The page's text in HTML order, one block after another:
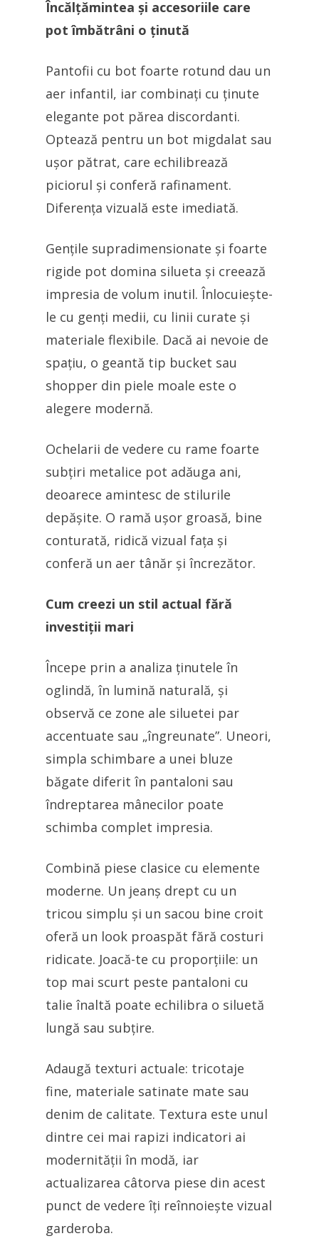
Încălțămintea și accesoriile care
pot îmbătrâni o ținută
Pantofii cu bot foarte rotund dau un
aer infantil, iar combinați cu ținute
elegante pot părea discordanti.
Optează pentru un bot migdalat sau
ușor pătrat, care echilibrează
piciorul și conferă rafinament.
Diferența vizuală este imediată.
Gențile supradimensionate și foarte
rigide pot domina silueta și creează
impresia de volum inutil. Înlocuiește-
le cu genți medii, cu linii curate și
materiale flexibile. Dacă ai nevoie de
spațiu, o geantă tip bucket sau
shopper din piele moale este o
alegere modernă.
Ochelarii de vedere cu rame foarte
subțiri metalice pot adăuga ani,
deoarece amintesc de stilurile
depășite. O ramă ușor groasă, bine
conturată, ridică vizual fața și
conferă un aer tânăr și încrezător.
Cum creezi un stil actual fără
investiții mari
Începe prin a analiza ținutele în
oglindă, în lumină naturală, și
observă ce zone ale siluetei par
accentuate sau „îngreunate”. Uneori,
simpla schimbare a unei bluze
băgate diferit în pantaloni sau
îndreptarea mânecilor poate
schimba complet impresia.
Combină piese clasice cu elemente
moderne. Un jeanș drept cu un
tricou simplu și un sacou bine croit
oferă un look proaspăt fără costuri
ridicate. Joacă-te cu proporțiile: un
top mai scurt peste pantaloni cu
talie înaltă poate echilibra o siluetă
lungă sau subțire.
Adaugă texturi actuale: tricotaje
fine, materiale satinate mate sau
denim de calitate. Textura este unul
dintre cei mai rapizi indicatori ai
modernității în modă, iar
actualizarea câtorva piese din acest
punct de vedere îți reînnoiește vizual
garderoba.